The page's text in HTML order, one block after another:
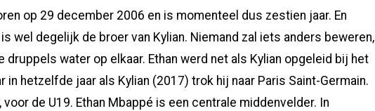
op 29 december 2006 en is momenteel dus zestien jaar. En
wel degelijk de broer van Kylian. Niemand zal iets anders beweren,
druppels water op elkaar. Ethan werd net als Kylian opgeleid bij het
in hetzelfde jaar als Kylian (2017) trok hij naar Paris Saint-Germain.
voor de U19. Ethan Mbappé is een centrale middenvelder. In